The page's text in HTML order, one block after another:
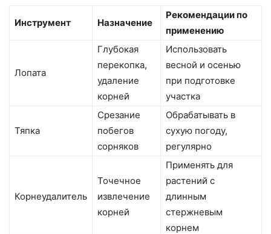
Инструмент Назначение
Рекомендации по
применению
Лопата
Глубокая
перекопка,
удаление
корней
Использовать
весной и осенью
при подготовке
участка
Тяпка
Срезание
побегов
сорняков
Обрабатывать в
сухую погоду,
регулярно
Корнеудалитель
Точечное
извлечение
корней
Применять для
растений с
длинным
стержневым
корнем